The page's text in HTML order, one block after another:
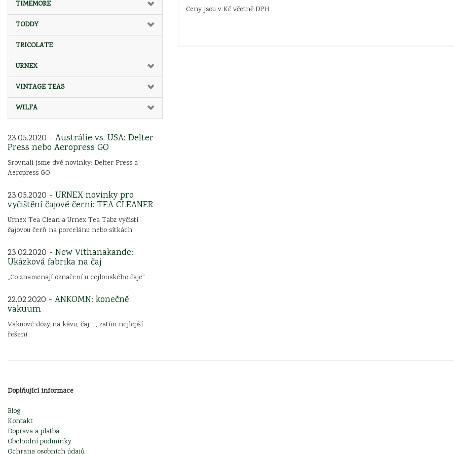
TIMEMORE
TODDY
TRICOLATE
URNEX
VINTAGE TEAS
WILFA
23.05.2020 - Austrálie vs. USA: Delter
Press nebo Aeropress GO
Srovnali jsme dvě novinky: Delter Press a
Aeropress GO
23.05.2020 - URNEX novinky pro
vyčištění čajové černi: TEA CLEANER
Urnex Tea Clean a Urnex Tea Tabz vyčistí
čajovou čerň na porcelánu nebo sítkách
23.02.2020 - New Vithanakande:
Ukázková fabrika na čaj
„Co znamenají označení u cejlonského čaje“
22.02.2020 - ANKOMN: konečně
vakuum
Vakuové dózy na kávu, čaj ..., zatím nejlepší
řešení
Ceny jsou v Kč včetně DPH
Doplňující informace
Blog
Kontakt
Doprava a platba
Obchodní podmínky